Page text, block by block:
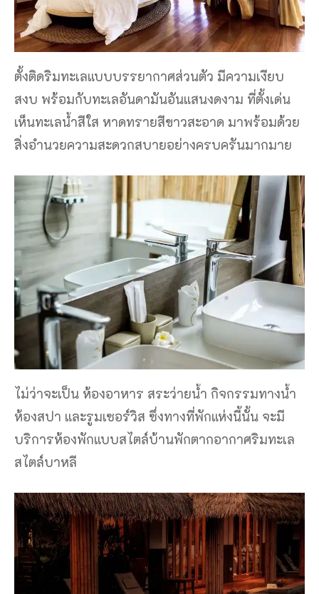
ตั้งติดริมทะเลแบบบรรยากาศส่วนตัว มีความเงียบ
สงบ พร้อมกับทะเลอันดามันอันแสนงดงาม ที่ตั้งเด่น
เห็นทะเลน้ำสีใส หาดทรายสีขาวสะอาด มาพร้อมด้วย
สิ่งอำนวยความสะดวกสบายอย่างครบครันมากมาย
ไม่ว่าจะเป็น ห้องอาหาร สระว่ายน้ำ กิจกรรมทางน้ำ
ห้องสปา และรูมเซอร์วิส ซึ่งทางที่พักแห่งนี้นั้น จะมี
บริการห้องพักแบบสไตล์บ้านพักตากอากาศริมทะเล
สไตล์บาหลี